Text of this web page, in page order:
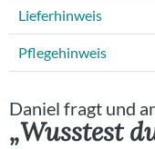
Lieferhinweis
Pflegehinweis
Daniel fragt und
„Wusstest